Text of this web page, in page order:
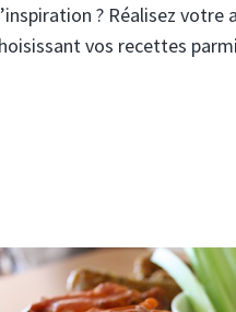
? Réalisez votre
vos recettes